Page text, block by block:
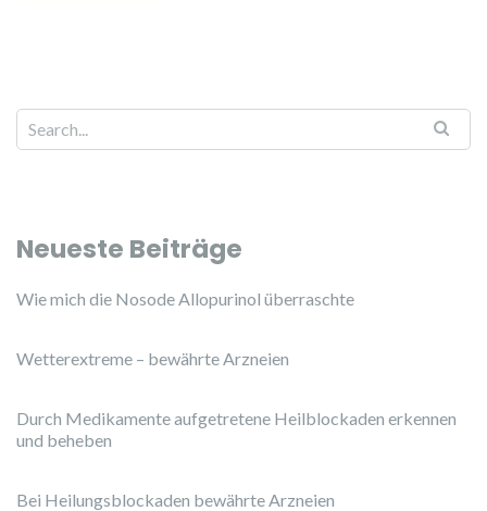
Neueste Beiträge
Wie mich die Nosode Allopurinol überraschte
Wetterextreme – bewährte Arzneien
Durch Medikamente aufgetretene Heilblockaden erkennen
und beheben
Bei Heilungsblockaden bewährte Arzneien